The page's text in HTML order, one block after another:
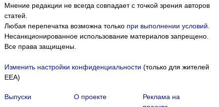
Мнение редакции не всегда совпадает с точкой зрения авторов
статей.
Любая перепечатка возможна только при выполнении условий
Несанкционированное использование материалов запрещено.
Все права защищены.
Изменить настройки конфиденциальности (только для жителей
EEA)
Выпуски О проекте
Реклама на